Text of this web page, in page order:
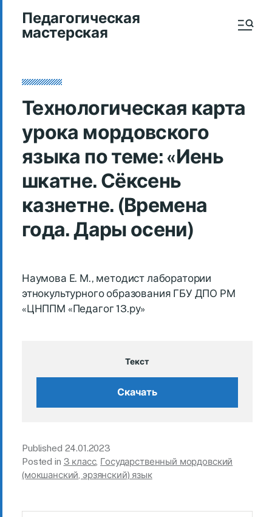
Педагогическая
мастерская
Технологическая карта
урока мордовского
языка по теме: «Иень
шкатне. Сёксень
казнетне. (Времена
года. Дары осени)
Наумова Е. М., методист лаборатории
этнокультурного образования ГБУ ДПО РМ
«ЦНППМ «Педагог 13.ру»
Текст
Скачать
Published 24.01.2023
Posted in 3 класс, Государственный мордовский
(мокшанский, эрзянский) язык